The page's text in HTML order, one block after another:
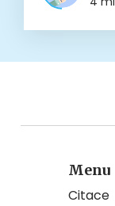
Menu
Citace